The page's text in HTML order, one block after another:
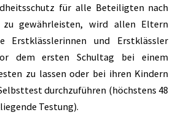
für alle Beteiligten nach
zu gewährleisten, wird allen Eltern
Erstklässlerinnen und Erstklässler
dem ersten Schultag bei einem
zu lassen oder bei ihren Kindern
durchzuführen (höchstens 48
Testung).